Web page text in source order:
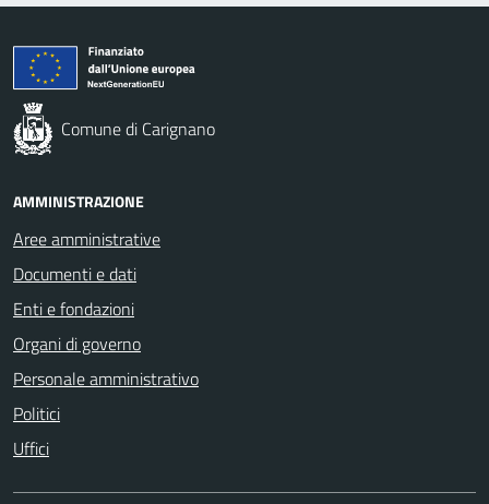
Comune di Carignano
AMMINISTRAZIONE
Aree amministrative
Documenti e dati
Enti e fondazioni
Organi di governo
Personale amministrativo
Politici
Uffici